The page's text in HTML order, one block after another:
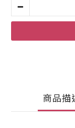
商品描